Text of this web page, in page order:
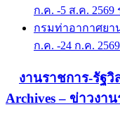
ก.ค. -5 ส.ค. 2569
กรมท่าอากาศยา
ก.ค. -24 ก.ค. 2569
งานราชการ-รัฐ
Archives – ข่าวงา